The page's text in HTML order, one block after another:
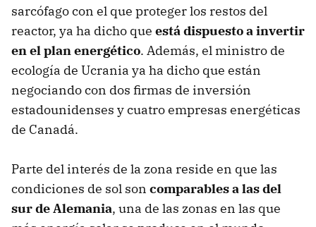
sarcófago con el que proteger los restos del
reactor, ya ha dicho que está dispuesto a invertir
en el plan energético. Además, el ministro de
ecología de Ucrania ya ha dicho que están
negociando con dos firmas de inversión
estadounidenses y cuatro empresas energéticas
de Canadá.
Parte del interés de la zona reside en que las
condiciones de sol son comparables a las del
sur de Alemania, una de las zonas en las que